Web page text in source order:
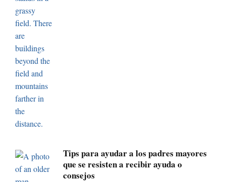
Tips para ayudar a los padres mayores
que se resisten a recibir ayuda o
consejos